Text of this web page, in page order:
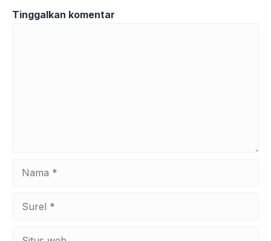
Tinggalkan komentar